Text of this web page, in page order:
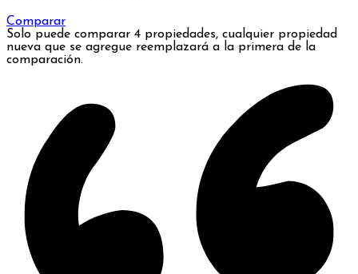
Comparar
Solo puede comparar 4 propiedades, cualquier propiedad
nueva que se agregue reemplazará a la primera de la
comparación.